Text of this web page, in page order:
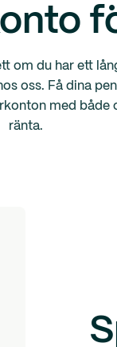
om du har ett
oss. Få dina
med både
ränta.